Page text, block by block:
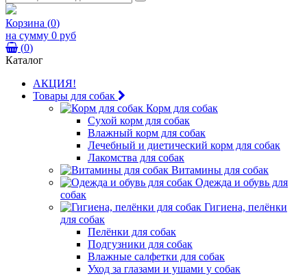
Корзина (0)
на сумму 0 руб
(0)
Каталог
АКЦИЯ!
Товары для собак
Корм для собак
Сухой корм для собак
Влажный корм для собак
Лечебный и диетический корм для собак
Лакомства для собак
Витамины для собак
Одежда и обувь для
собак
Гигиена, пелёнки
для собак
Пелёнки для собак
Подгузники для собак
Влажные салфетки для собак
Уход за глазами и ушами у собак